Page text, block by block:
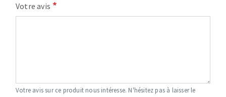
Votre avis
Votre avis sur ce produit nous intéresse. N'hésitez pas à laisser le